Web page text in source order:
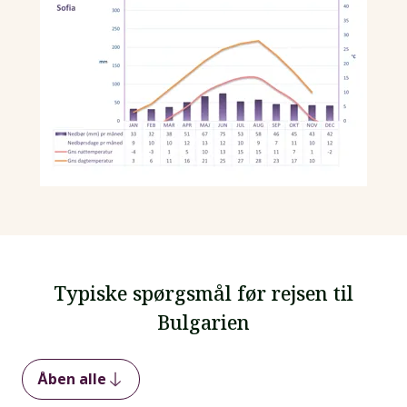
Typiske spørgsmål før rejsen til
Bulgarien
Åben alle